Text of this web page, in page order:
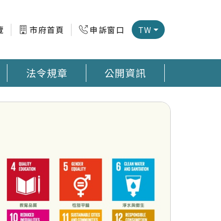
市府首頁 申訴窗口 TW
法令規章 公開資訊
測器地圖 臺南市公廁地圖 回收站地圖網預防登革熱